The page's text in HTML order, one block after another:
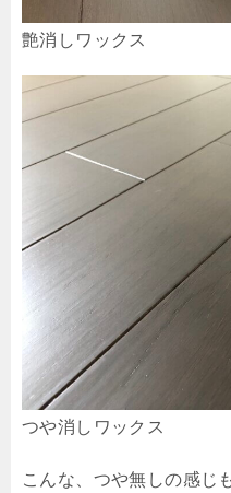
艶消しワックス
つや消しワックス
こんな、つや無しの感じ